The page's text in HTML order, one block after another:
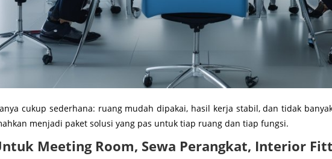
cukup sederhana: ruang mudah dipakai, hasil kerja stabil, dan tidak
menjadi paket solusi yang pas untuk tiap ruang dan tiap fungsi.
Meeting Room, Sewa Perangkat, Interior